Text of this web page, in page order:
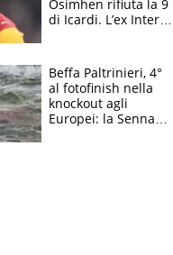
Osimhen rifiuta la 9
di Icardi. L’ex Inter
Beffa Paltrinieri, 4°
al fotofinish nella
knockout agli
Europei: la Senna